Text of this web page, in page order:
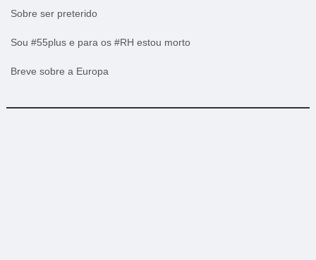
Sobre ser preterido
Sou #55plus e para os #RH estou morto
Breve sobre a Europa